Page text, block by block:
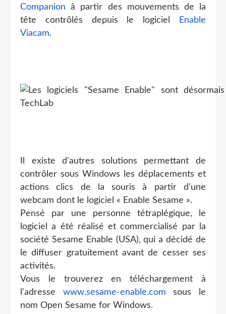
Companionà partir des mouvements de la
tête contrôlés depuis le logiciel
Enable
Viacam.
Il existe d'autres solutions permettant de
contrôler sous Windows les déplacements et
actions clics de la souris à partir d'une
webcam dont le logiciel « Enable Sesame ».
Pensé par une personne tétraplégique, le
logiciel a été réalisé et commercialisé par la
société Sesame Enable (USA), qui a décidé de
le diffuser gratuitement avant de cesser ses
activités.
Vous le trouverez en téléchargement à
l'adresse www.sesame-enable.comsous le
nom Open Sesame for Windows.